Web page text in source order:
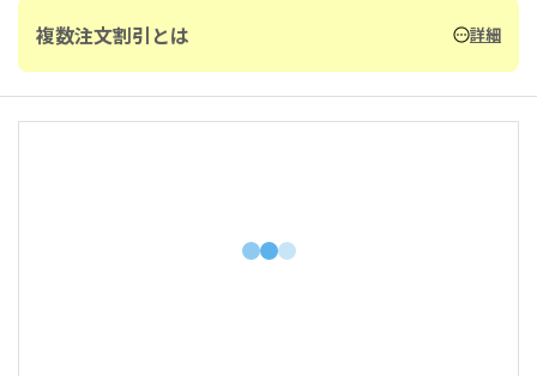
複数注文割引とは 詳細